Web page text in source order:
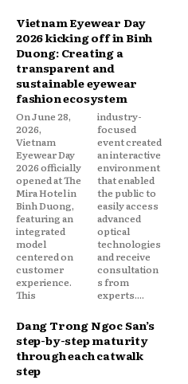
Vietnam Eyewear Day
2026 kicking off in Binh
Duong: Creating a
transparent and
sustainable eyewear
fashion ecosystem
On June 28,
2026,
Vietnam
Eyewear Day
2026 officially
opened at The
Mira Hotel in
Binh Duong,
featuring an
integrated
model
centered on
customer
experience.
This
industry-
focused
event created
an interactive
environment
that enabled
the public to
easily access
advanced
optical
technologies
and receive
consultation
s from
experts....
Dang Trong Ngoc San’s
step-by-step maturity
through each catwalk
step